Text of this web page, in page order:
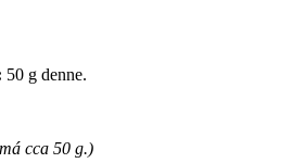
50 g denne.
cca 50 g.)